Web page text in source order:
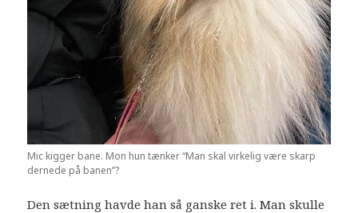
Mic kigger bane. Mon hun tænker “Man skal virkelig være skarp
dernede på banen”?
Den sætning havde han så ganske ret i. Man skulle